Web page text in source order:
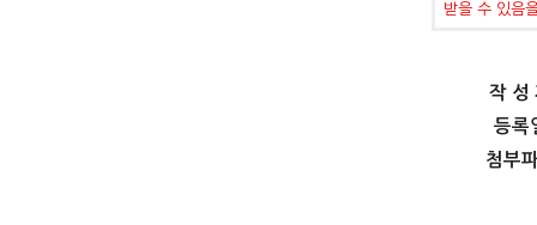
받을 수 있음
작 성
등록
첨부